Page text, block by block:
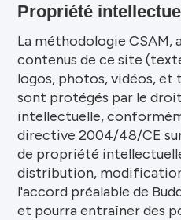
Propriété
La méthodologie CSAM,
contenus de ce site
logos, photos, vidéos,
sont protégés par le
intellectuelle,
directive 2004/48/CE
de propriété
distribution,
l'accord préalable de
et pourra entraîner des